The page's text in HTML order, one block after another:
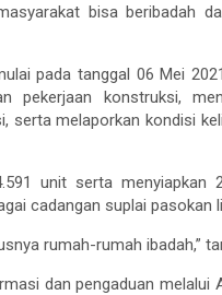
bisa beribadah
pada tanggal 06 Mei
pekerjaan konstruksi,
serta melaporkan kondisi
unit serta menyiapkan
cadangan suplai pasokan
rumah-rumah ibadah,”
dan pengaduan melalui